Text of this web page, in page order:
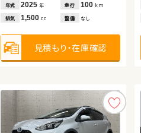
年式
2025年 走行 100 km
排気
1,500cc 整備 なし
見積もり・在庫確認
諸費用：6.8 万円 （税込）
保証 なし 住所
岡山県
年式
2013年 走行 63,700km
排気
cc 整備 法定整備付
諸費用：11.6 （税込）
保証 あり 住所
埼玉県
年式
2016年 走行 71,100km
排気
1,600cc 整備 法定整備付